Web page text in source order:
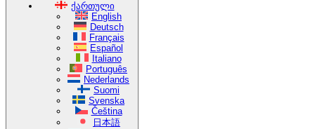
ქართული
English
Deutsch
Français
Español
Italiano
Português
Nederlands
Suomi
Svenska
Čeština
日本語